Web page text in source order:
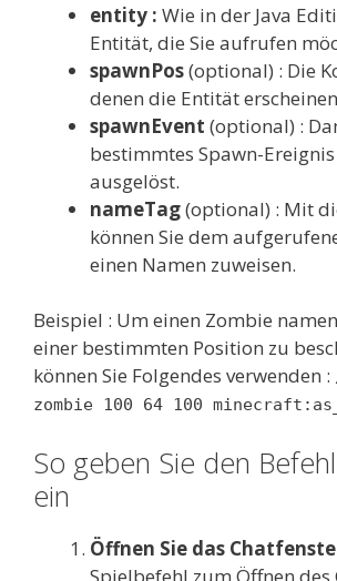
entity : Wie in der Java
Entität, die Sie aufrufen
spawnPos(optional) : Die
denen die Entität
spawnEvent (optional) :
bestimmtes Spawn-
ausgelöst.
nameTag(optional) : Mit
können Sie dem
einen Namen zuweisen.
Beispiel : Um einen Zombie
einer bestimmten Position zu
können Sie Folgendes verwenden :
zombie 100 64 100
So geben Sie den
ein
Öffnen Sie das
Spielbefehl zum Öffnen des